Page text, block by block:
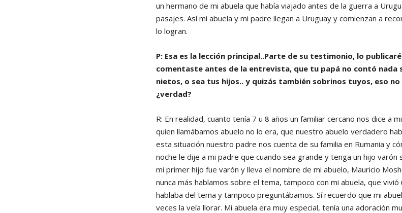
un hermano de mi abuela que había viajado antes de la guerra a
pasajes. Así mi abuela y mi padre llegan a Uruguay y comienzan a
lo logran.
P: Esa es la lección principal..Parte de su testimonio, lo
comentaste antes de la entrevista, que tu papá no contó nada
nietos, o sea tus hijos.. y quizás también sobrinos tuyos, eso
¿verdad?
R: En realidad, cuanto tenía 7 u 8 años un familiar cercano nos dice a
quien llamábamos abuelo no lo era, que nuestro abuelo verdadero
esta situación nuestro padre nos cuenta de su familia en Rumania y
noche le dije a mi padre que cuando sea grande y tenga un hijo varón
mi primer hijo fue varón y lleva el nombre de mi abuelo, Mauricio
nunca más hablamos sobre el tema, tampoco con mi abuela, que
hablaba del tema y tampoco preguntábamos. Sí recuerdo que mi
veces la veía llorar. Mi abuela era muy especial, tenía una adoración